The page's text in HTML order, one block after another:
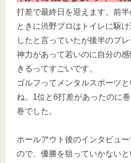
打差で最終日を迎えます。前
ときに渋野プロはトイレに駆
したと言っていたが後半のプ
神力があって若いのに自分の
きるってすごいです。
ゴルフってメンタルスポーツ
ね。1位と6打差があったのに
巻でした。
ホールアウト後のインタビュ
ので、優勝を狙っていかない